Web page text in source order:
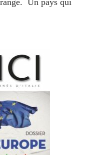
Un pays qui